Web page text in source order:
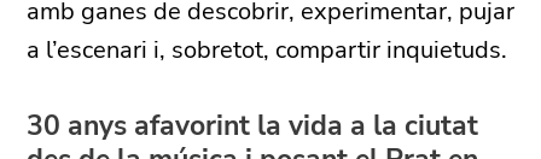
amb ganes de descobrir, experimentar, pujar
a l’escenari i, sobretot, compartir inquietuds.
30 anys afavorint la vida a la ciutat